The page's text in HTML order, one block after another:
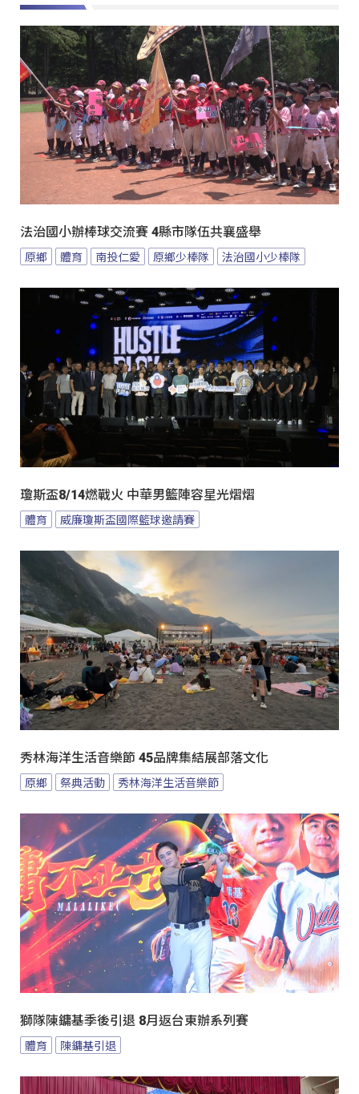
法治國小辦棒球交流賽 4縣市隊伍共襄盛舉
原鄉 體育 南投仁愛 原鄉少棒隊 法治國小少棒隊
瓊斯盃8/14燃戰火 中華男籃陣容星光熠熠
體育 威廉瓊斯盃國際籃球邀請賽
秀林海洋生活音樂節 45品牌集結展部落文化
原鄉 祭典活動 秀林海洋生活音樂節
獅隊陳鏞基季後引退 8月返台東辦系列賽
體育 陳鏞基引退